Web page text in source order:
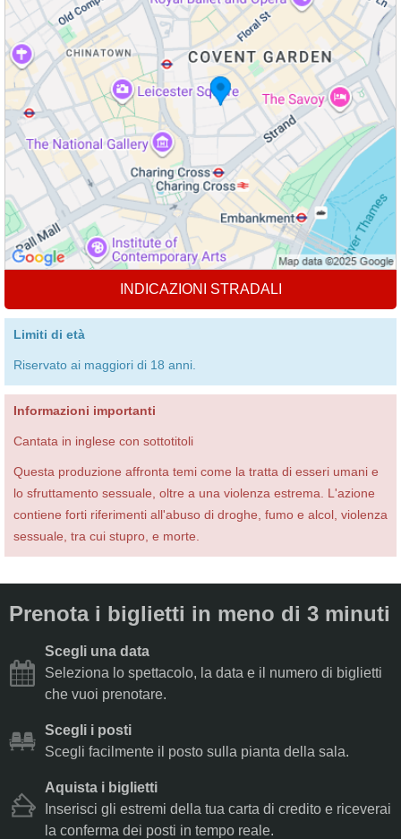
INDICAZIONI STRADALI
Limiti di età
Riservato ai maggiori di 18 anni.
Informazioni importanti
Cantata in inglese con sottotitoli
Questa produzione affronta temi come la tratta di esseri umani e
lo sfruttamento sessuale, oltre a una violenza estrema. L'azione
contiene forti riferimenti all'abuso di droghe, fumo e alcol, violenza
sessuale, tra cui stupro, e morte.
Prenota i biglietti in meno di 3 minuti
Scegli una data
Seleziona lo spettacolo, la data e il numero di biglietti
che vuoi prenotare.
Scegli i posti
Scegli facilmente il posto sulla pianta della sala.
Aquista i biglietti
Inserisci gli estremi della tua carta di credito e riceverai
la conferma dei posti in tempo reale.